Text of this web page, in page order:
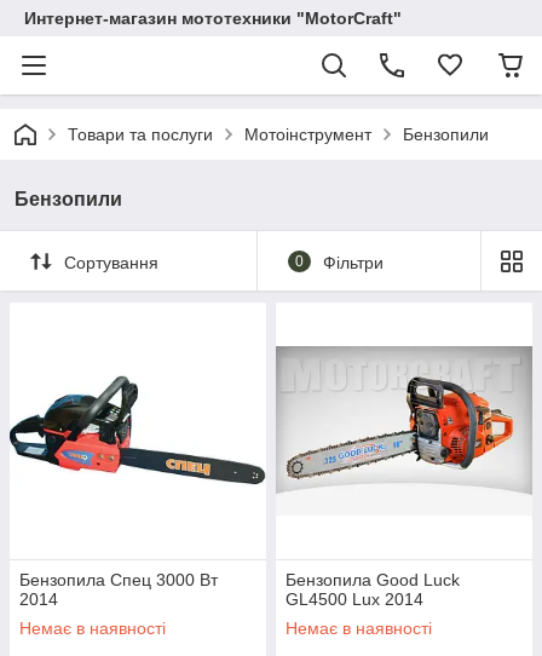
Интернет-магазин мототехники "MotorCraft"
Товари та послуги Мотоінструмент Бензопили
Бензопили
Сортування 0 Фільтри
Бензопила Спец 3000 Вт
2014
Немає в наявності
Бензопила Good Luck
GL4500 Lux 2014
Немає в наявності